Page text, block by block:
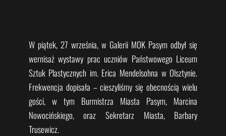
W piątek, 27 września, w Galerii MOK Pasym odbył się
wernisaż wystawy prac uczniów Państwowego Liceum
Sztuk Plastycznych im. Erica Mendelsohna w Olsztynie.
Frekwencja dopisała – cieszyliśmy się obecnością wielu
gości, w tym Burmistrza Miasta Pasym, Marcina
Nowocińskiego, oraz Sekretarz Miasta, Barbary
Trusewicz.